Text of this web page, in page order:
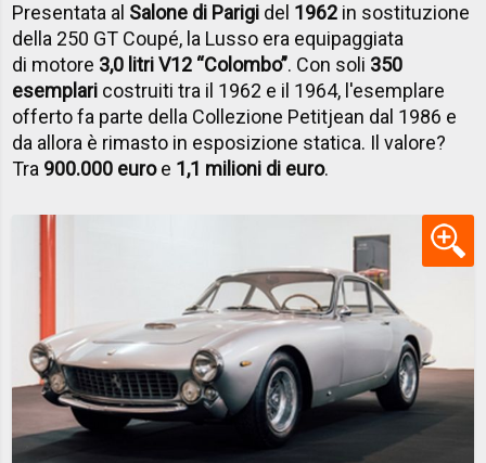
Presentata al Salone di Parigi del 1962 in sostituzione
della 250 GT Coupé, la Lusso era equipaggiata
di motore 3,0 litri V12 “Colombo”. Con soli 350
esemplari costruiti tra il 1962 e il 1964, l'esemplare
offerto fa parte della Collezione Petitjean dal 1986 e
da allora è rimasto in esposizione statica. Il valore?
Tra 900.000 euroe 1,1 milioni di euro.